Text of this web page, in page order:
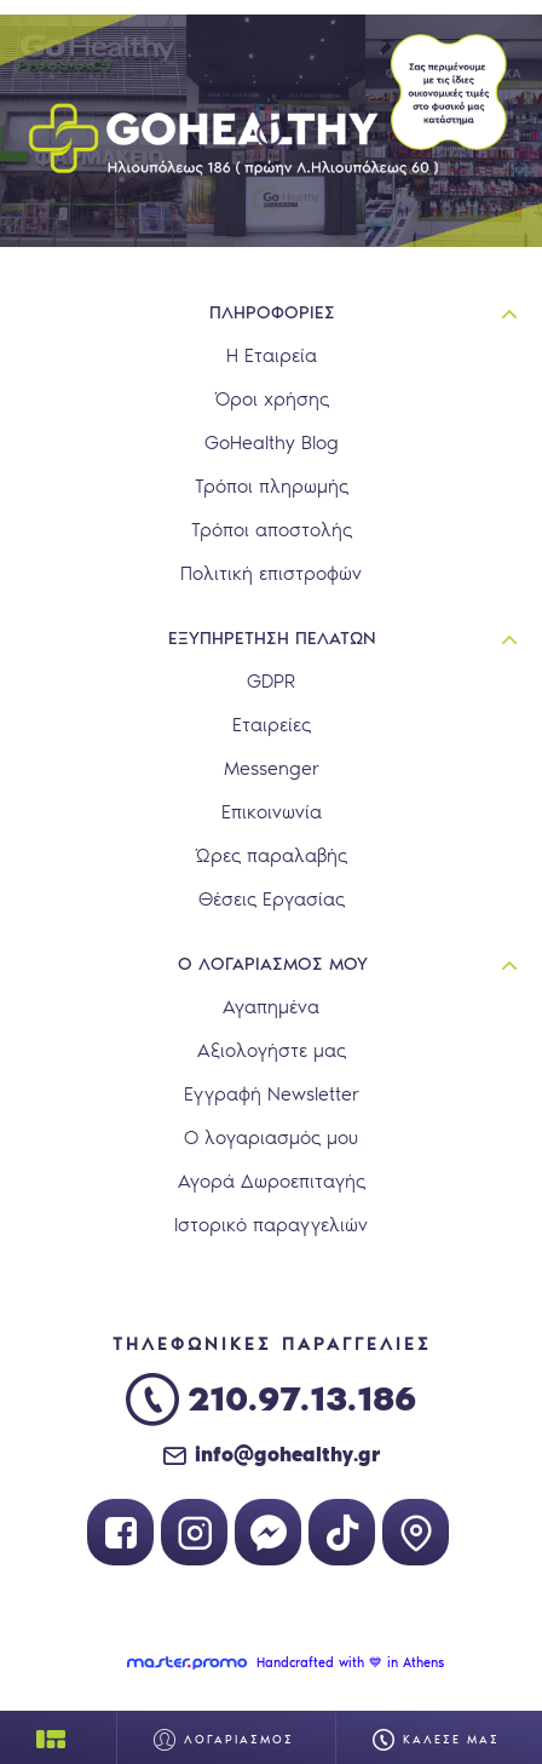
ΠΛΗΡΟΦΟΡΙΕΣ
Η Εταιρεία
Όροι χρήσης
GoHealthy Blog
Τρόποι πληρωμής
Τρόποι αποστολής
Πολιτική επιστροφών
ΕΞΥΠΗΡΕΤΗΣΗ ΠΕΛΑΤΩΝ
GDPR
Εταιρείες
Messenger
Επικοινωνία
Ώρες παραλαβής
Θέσεις Εργασίας
Ο ΛΟΓΑΡΙΑΣΜΟΣ ΜΟΥ
Αγαπημένα
Αξιολογήστε μας
Εγγραφή Newsletter
Ο λογαριασμός μου
Αγορά Δωροεπιταγής
Ιστορικό παραγγελιών
ΤΗΛΕΦΩΝΙΚΕΣ ΠΑΡΑΓΓΕΛΙΕΣ
210.97.13.186
info@gohealthy.gr
Handcrafted with 💙 in Athens
ΛΟΓΑΡΙΑΣΜΟΣ ΚΑΛΕΣΕ ΜΑΣ